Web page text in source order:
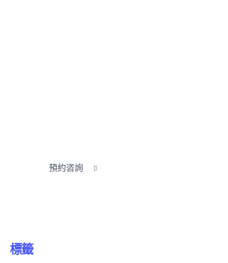
預約咨詢
標籤